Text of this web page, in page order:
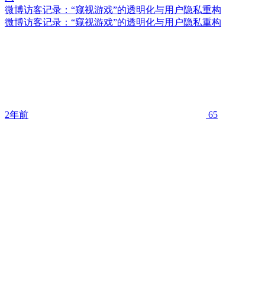
微博访客记录：“窥视游戏”的透明化与用户隐私重构
微博访客记录：“窥视游戏”的透明化与用户隐私重构
2年前 65